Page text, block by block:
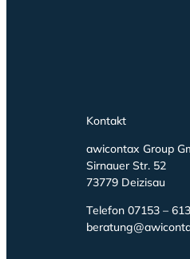
Kontakt
awicontax Group
Sirnauer Str. 52
73779 Deizisau
Telefon 07153 –